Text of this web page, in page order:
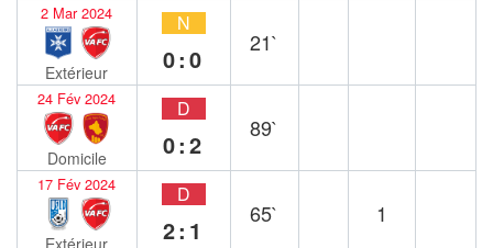
2 Mar 2024
Extérieur
N
0:0
21`
24 Fév 2024
Domicile
D
0:2
89`
17 Fév 2024
Extérieur
D
2:1
65` 1